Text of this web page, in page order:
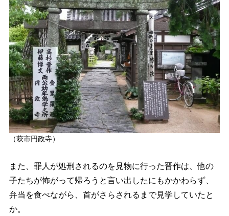
（萩市円政寺）
また、罪人が処刑されるのを見物に行った晋作は、他の
子たちが怖がって帰ろうと言い出したにもかかわらず、
弁当を食べながら、首がさらされるまで見学していたと
か。